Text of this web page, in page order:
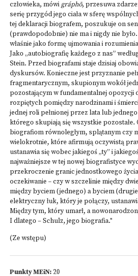
człowieka, mówigráphō, przesuwa
serię przygód jego ciała w sferę
tej deklaracji biografem, poszukuje on
(prawdopodobnie) nie ma i nigdy nie
właśnie jako formę ujmowania i
Jako „autobiografię każdego z nas”
Stein. Przed biografami staje dzisiaj
dyskursów. Konieczne jest przyznanie
fragmentarycznym, skupionym wokół
pozostającym w fundamentalnej opozycji
rozpiętych pomiędzy narodzinami i
jednej roli pełnionej przez lata lub
którego skupiają się wszystkie pozostałe.
biografiom równoległym, splątanym czy
wielokrotnie, które afirmują oczywistą
ustanawia się wobec jakiegoś „ty” i
najważniejsze w tej nowej biografistyce
przekroczenie granic jednostkowego
oczekiwanie – czy w szczelinie między
między byciem (jednego) a byciem
elektryczny łuk, który je połączy,
Między tym, który umarł, a
I dlatego – Schulz, jego biografia."
(Ze wstępu)
Punkty MEiN:20